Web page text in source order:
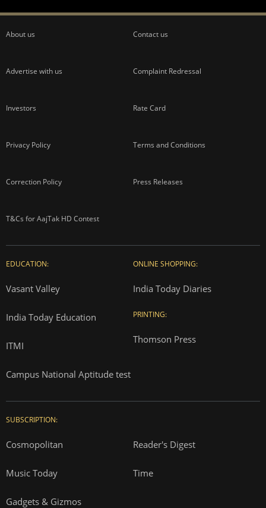
About us Contact us
Advertise with us Complaint Redressal
Investors Rate Card
Privacy Policy Terms and Conditions
Correction Policy Press Releases
T&Cs for AajTak HD Contest
EDUCATION:
Vasant Valley
India Today Education
ITMI
Campus National Aptitude test
ONLINE SHOPPING:
India Today Diaries
PRINTING:
Thomson Press
SUBSCRIPTION:
Cosmopolitan Reader's Digest
Music Today Time
Gadgets & Gizmos